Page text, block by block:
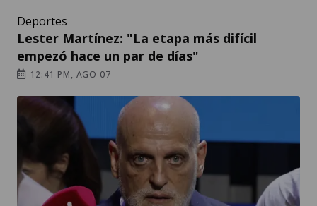
Deportes
Lester Martínez: "La etapa más difícil
empezó hace un par de días"
12:41 PM, AGO 07